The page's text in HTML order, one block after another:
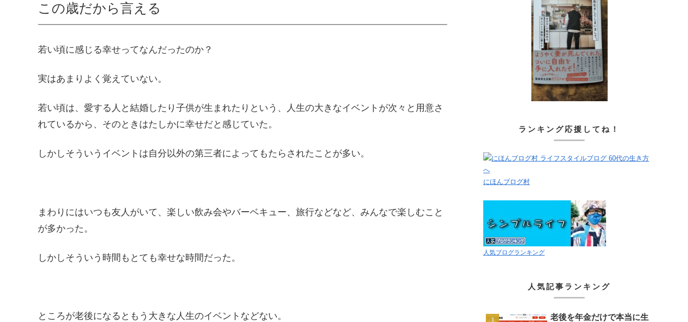
この歳だから言える
若い頃に感じる幸せってなんだったのか？
実はあまりよく覚えていない。
若い頃は、愛する人と結婚したり子供が生まれたりという、人生の大きなイベントが次々と用意さ
れているから、そのときはたしかに幸せだと感じていた。
しかしそういうイベントは自分以外の第三者によってもたらされたことが多い。
まわりにはいつも友人がいて、楽しい飲み会やバーベキュー、旅行などなど、みんなで楽しむこと
が多かった。
しかしそういう時間もとても幸せな時間だった。
ところが老後になるともう大きな人生のイベントなどない。
ランキング応援してね！
にほんブログ村
人気ブログランキング
人気記事ランキング
老後を年金だけで本当に生